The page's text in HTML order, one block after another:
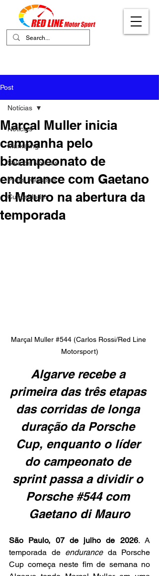
Post
Notícias
Marketing
Sala de Notícias
Press Releases
Curiosidades
Notícias
Marçal Muller inicia
campanha pelo
bicampeonato de
endurance com Gaetano
di Mauro na abertura da
temporada
Marçal Muller #544 (Carlos Rossi/Red Line
Motorsport)
Algarve recebe a
primeira das três etapas
das corridas de longa
duração da Porsche
Cup, enquanto o líder
do campeonato de
sprint passa a dividir o
Porsche #544 com
Gaetano di Mauro
São Paulo, 07 de julho de 2026. A
temporada de endurance da Porsche
Cup começa neste fim de semana no